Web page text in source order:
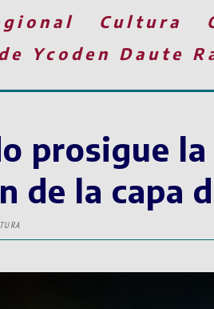
Cultura
Ycoden Daute
prosigue
de la capa